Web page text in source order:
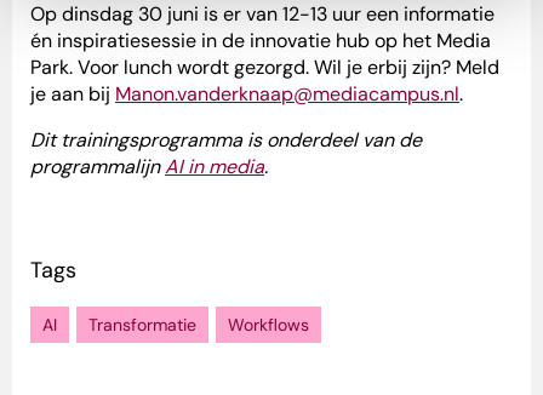
Op dinsdag 30 juni is er van 12-13 uur een informatie
én inspiratiesessie in de innovatie hub op het Media
Park. Voor lunch wordt gezorgd. Wil je erbij zijn? Meld
je aan bij Manon.vanderknaap@mediacampus.nl.
Dit trainingsprogramma is onderdeel van de
programmalijnAI in media.
Tags
AI Transformatie Workflows